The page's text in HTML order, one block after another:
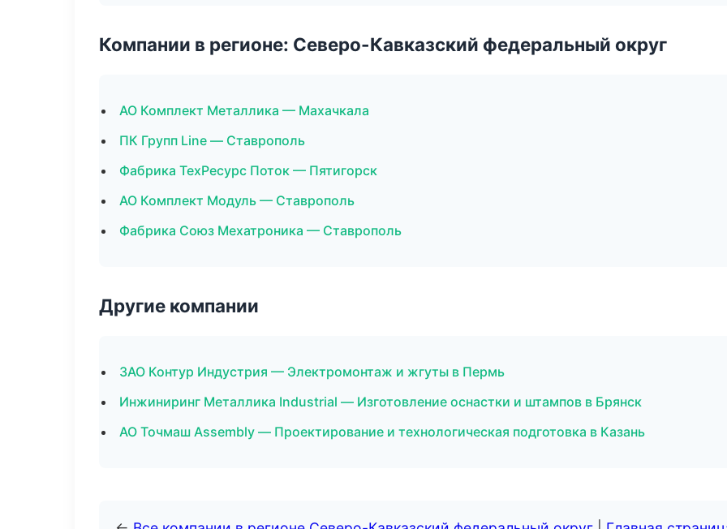
Компании в регионе: Северо-Кавказский федеральный округ
АО Комплект Металлика — Махачкала
ПК Групп Line — Ставрополь
Фабрика ТехРесурс Поток — Пятигорск
АО Комплект Модуль — Ставрополь
Фабрика Союз Мехатроника — Ставрополь
Другие компании
ЗАО Контур Индустрия — Электромонтаж и жгуты в Пермь
Инжиниринг Металлика Industrial — Изготовление оснастки и штампов в Брянск
АО Точмаш Assembly — Проектирование и технологическая подготовка в Казань